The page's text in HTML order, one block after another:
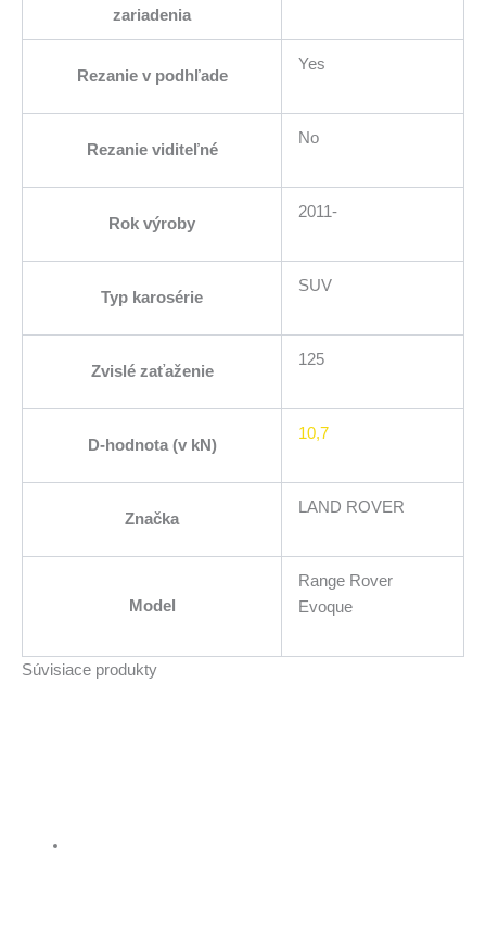
zariadenia
Rezanie v podhľade
Yes
Rezanie viditeľné
No
Rok výroby
2011-
Typ karosérie
SUV
Zvislé zaťaženie
125
D-hodnota (v kN)
10,7
Značka
LAND ROVER
Model
Range Rover
Evoque
Súvisiace produkty